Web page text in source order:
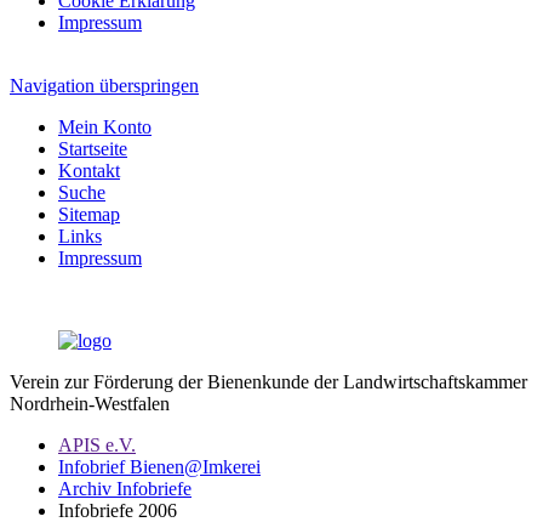
Impressum
Navigation überspringen
Mein Konto
Startseite
Kontakt
Suche
Sitemap
Links
Impressum
Verein zur Förderung der Bienenkunde der Landwirtschaftskammer
Nordrhein-Westfalen
APIS e.V.
Infobrief Bienen@Imkerei
Archiv Infobriefe
Infobriefe 2006